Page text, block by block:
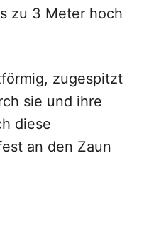
zu 3 Meter hoch
zugespitzt
sie und ihre
diese
an den Zaun